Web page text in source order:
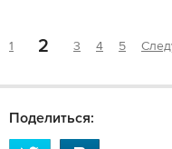
1 2 3 4 5
Поделиться: